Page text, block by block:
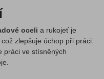
oceli a rukojeť je
, což zlepšuje úchop při práci.
práci ve stísněných